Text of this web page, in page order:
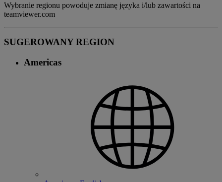
Wybranie regionu powoduje zmianę języka i/lub zawartości na
teamviewer.com
SUGEROWANY REGION
Americas